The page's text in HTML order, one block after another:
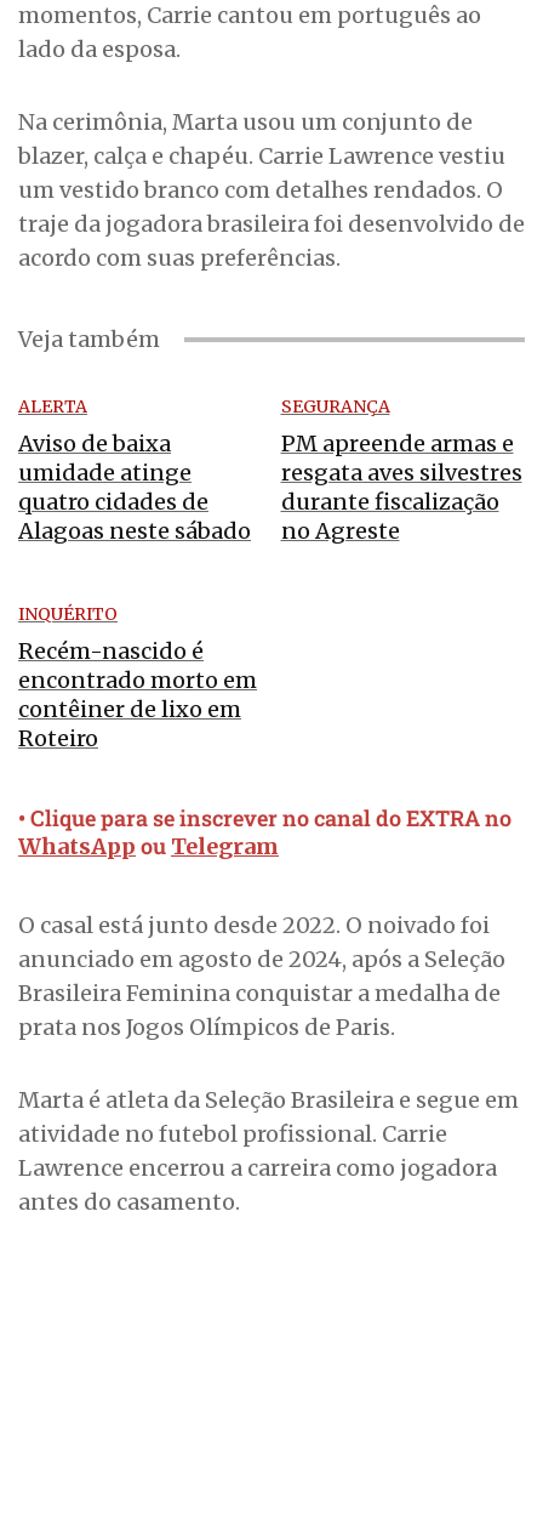
momentos, Carrie cantou em português ao
lado da esposa.
Na cerimônia, Marta usou um conjunto de
blazer, calça e chapéu. Carrie Lawrence vestiu
um vestido branco com detalhes rendados. O
traje da jogadora brasileira foi desenvolvido de
acordo com suas preferências.
Veja também
ALERTA
Aviso de baixa
umidade atinge
quatro cidades de
Alagoas neste sábado
SEGURANÇA
PM apreende armas e
resgata aves silvestres
durante fiscalização
no Agreste
INQUÉRITO
Recém-nascido é
encontrado morto em
contêiner de lixo em
Roteiro
• Clique para se inscrever no canal do EXTRA no
WhatsApp ou Telegram
O casal está junto desde 2022. O noivado foi
anunciado em agosto de 2024, após a Seleção
Brasileira Feminina conquistar a medalha de
prata nos Jogos Olímpicos de Paris.
Marta é atleta da Seleção Brasileira e segue em
atividade no futebol profissional. Carrie
Lawrence encerrou a carreira como jogadora
antes do casamento.